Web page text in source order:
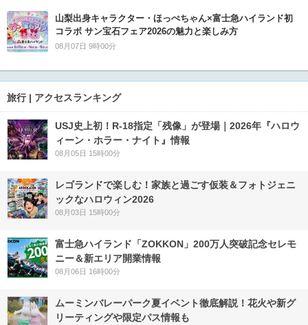
山梨出身キャラクター・ほっぺちゃん×富士急ハイランド初
コラボ サン宝石フェア2026の魅力と楽しみ方
08月07日 9時00分
旅行 | アクセスランキング
USJ史上初！R-18指定「残像」が登場｜2026年『ハロウ
ィーン・ホラー・ナイト』情報
08月05日 15時00分
レゴランドで楽しむ！家族と過ごす仮装＆フォトジェニ
ックなハロウィン2026
08月03日 15時00分
富士急ハイランド「ZOKKON」200万人突破記念セレモ
ニー＆新エリア開業情報
08月06日 16時00分
ムーミンバレーパーク夏イベント徹底解説！花火や新グ
リーティングや限定パス情報も